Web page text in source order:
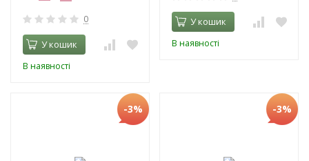
0
У кошик
В наявності
У кошик
В наявності
-3% -3%